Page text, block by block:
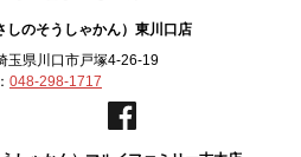
しのそうしゃかん）東川口店
玉県川口市戸塚4-26-19
048-298-1717